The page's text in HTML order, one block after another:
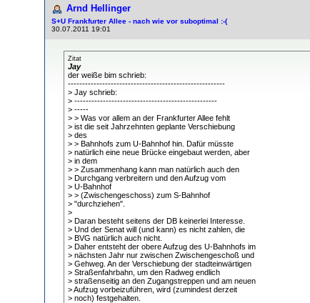
Arnd Hellinger
S+U Frankfurter Allee - nach wie vor suboptimal :-(
30.07.2011 19:01
Zitat
Jay
der weiße bim schrieb:
-------------------------------------------------------
> Jay schrieb:
> --------------------------------------------------
> -----
> > Was vor allem an der Frankfurter Allee fehlt
> ist die seit Jahrzehnten geplante Verschiebung
> des
> > Bahnhofs zum U-Bahnhof hin. Dafür müsste
> natürlich eine neue Brücke eingebaut werden, aber
> in dem
> > Zusammenhang kann man natürlich auch den
> Durchgang verbreitern und den Aufzug vom
> U-Bahnhof
> > (Zwischengeschoss) zum S-Bahnhof
> "durchziehen".
>
> Daran besteht seitens der DB keinerlei Interesse.
> Und der Senat will (und kann) es nicht zahlen, die
> BVG natürlich auch nicht.
> Daher entsteht der obere Aufzug des U-Bahnhofs im
> nächsten Jahr nur zwischen Zwischengeschoß und
> Gehweg. An der Verschiebung der stadteinwärtigen
> Straßenfahrbahn, um den Radweg endlich
> straßenseitig an den Zugangstreppen und am neuen
> Aufzug vorbeizuführen, wird (zumindest derzeit
> noch) festgehalten.